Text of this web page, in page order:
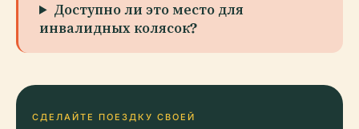
Доступно ли это место для
инвалидных колясок?
СДЕЛАЙТЕ ПОЕЗДКУ СВОЕЙ